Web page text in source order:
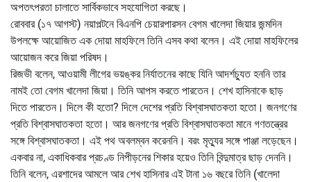
অপতৎপরতা চালাতে সার্বিকভাবে সহযোগিতা করছে।
রোববার (১৭ আগস্ট) নয়াপল্টনে বিএনপি চেয়ারপারসন বেগম খালেদা জিয়ার জন্মদিন
উপলক্ষে আয়োজিত এক দোয়া মাহফিলে তিনি এসব কথা বলেন। এই দোয়া মাহফিলের
আয়োজন করে জিয়া পরিষদ।
রিজভী বলেন, আওয়ামী লীগের ভয়ঙ্কর নির্যাতনের কাছে যিনি আদর্শচ্যুত হননি তার
নামই তো বেগম খালেদা জিয়া। তিনি আপস করতে পারতেন। শেখ হাসিনাকে ছাড়
দিতে পারতেন। দিলে কী হতো? দিলে দেশের প্রতি বিশ্বাসঘাতকতা হতো। জনগণের
প্রতি বিশ্বাসঘাতকতা হতো। আর জনগণের প্রতি বিশ্বাসঘাতকতা মানে গণতন্ত্রের
সঙ্গে বিশ্বাসঘাতকতা। এই পথ অবলম্বন করেননি। বরং মৃত্যুর সঙ্গে পাঞ্জা লড়েছেন।
একবার না, একাধিকবার প্রচণ্ড নিপীড়নের শিকার হয়েও তিনি বিন্দুমাত্র ছাড় দেননি।
তিনি বলেন, এরশাদের আমলে আর শেখ হাসিনার এই টানা ১৬ বছরে তিনি (খালেদা